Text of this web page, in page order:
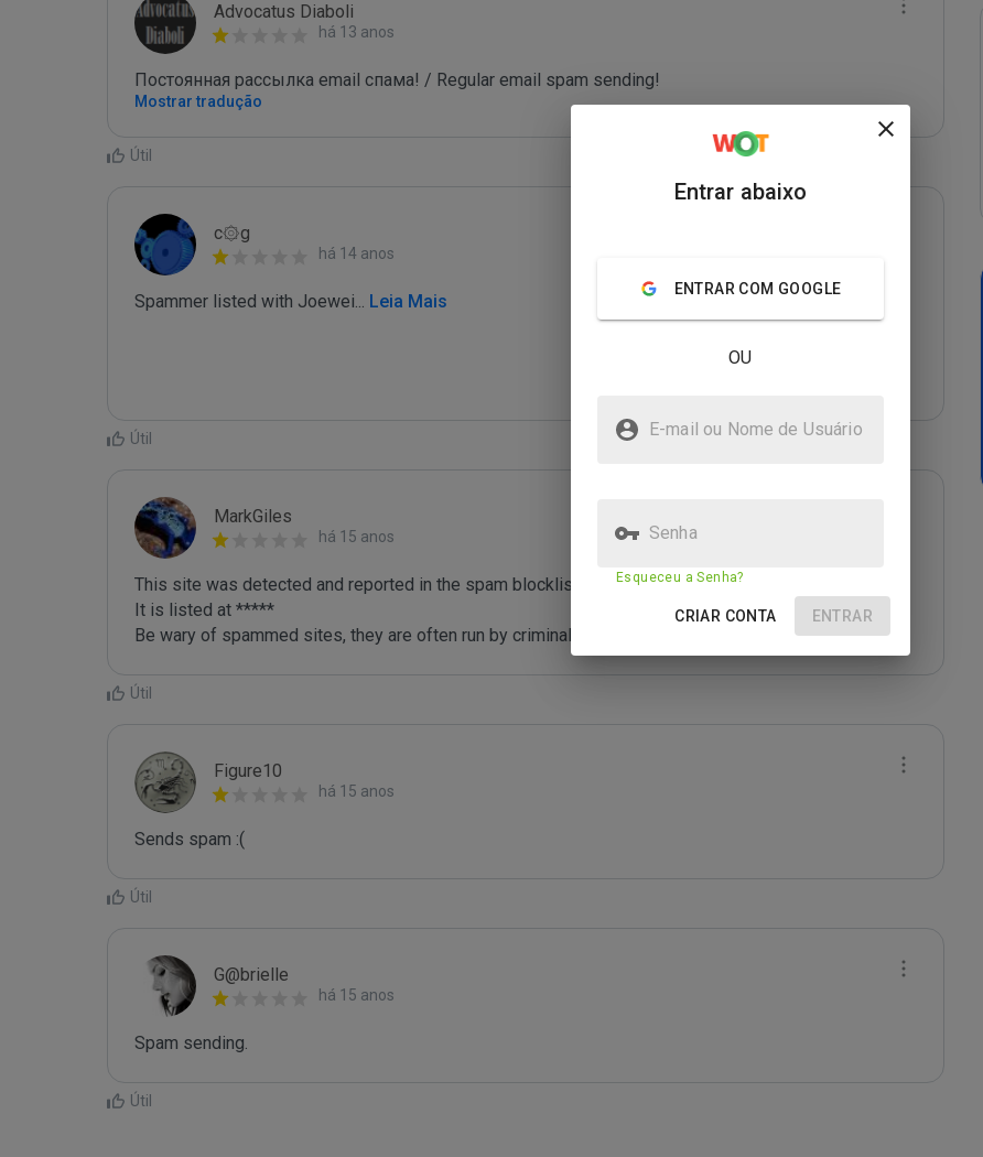
Advocatus Diaboli
há 13 anos
Постоянная рассылка email спама! / Regular email spam sending!
Mostrar tradução
Útil
c۞g
há 14 anos
Spammer listed with Joewei... Leia Mais
Útil
MarkGiles
há 15 anos
This site was detected and reported in the spam blocklist maintained by Joe Wein.
It is listed at *****
Be wary of spammed sites, they are often run by criminals who are out to defraud you.
Útil
Figure10
há 15 anos
Sends spam :(
Útil
G@brielle
há 15 anos
Spam sending.
Útil
Entrar abaixo
ENTRAR COM GOOGLE
OU
E-mail ou Nome de Usuário
Senha
Esqueceu a Senha?
CRIAR CONTA ENTRAR